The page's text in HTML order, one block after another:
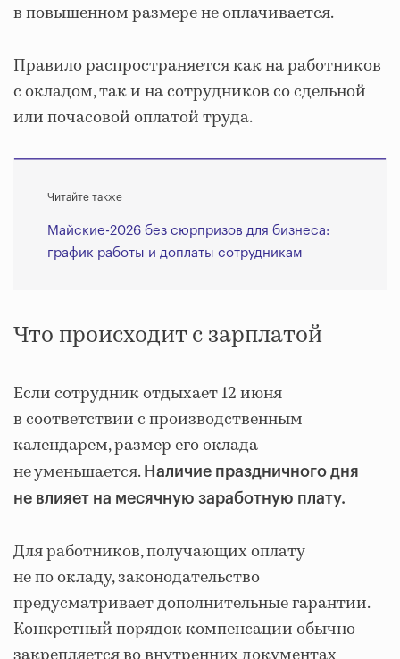
в повышенном размере не оплачивается.
Правило распространяется как на работников
с окладом, так и на сотрудников со сдельной
или почасовой оплатой труда.
Читайте также
Майские-2026 без сюрпризов для бизнеса:
график работы и доплаты сотрудникам
Что происходит с зарплатой
Если сотрудник отдыхает 12 июня
в соответствии с производственным
календарем, размер его оклада
не уменьшается. Наличие праздничного дня
не влияет на месячную заработную плату.
Для работников, получающих оплату
не по окладу, законодательство
предусматривает дополнительные гарантии.
Конкретный порядок компенсации обычно